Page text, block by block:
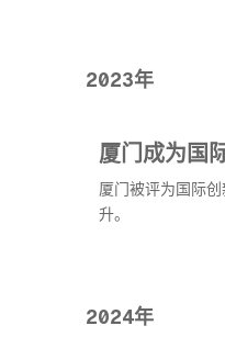
2023年
厦门成为国
厦门被评为国际
升。
2024年